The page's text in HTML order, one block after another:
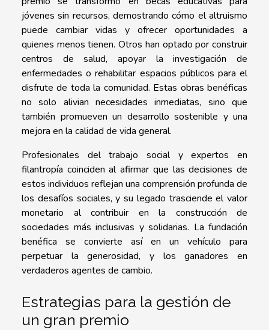
jóvenes sin recursos, demostrando cómo el altruismo
puede cambiar vidas y ofrecer oportunidades a
quienes menos tienen. Otros han optado por construir
centros de salud, apoyar la investigación de
enfermedades o rehabilitar espacios públicos para el
disfrute de toda la comunidad. Estas obras benéficas
no solo alivian necesidades inmediatas, sino que
también promueven un desarrollo sostenible y una
mejora en la calidad de vida general.
Profesionales del trabajo social y expertos en
filantropía coinciden al afirmar que las decisiones de
estos individuos reflejan una comprensión profunda de
los desafíos sociales, y su legado trasciende el valor
monetario al contribuir en la construcción de
sociedades más inclusivas y solidarias. La fundación
benéfica se convierte así en un vehículo para
perpetuar la generosidad, y los ganadores en
verdaderos agentes de cambio.
Estrategias para la gestión de
un gran premio